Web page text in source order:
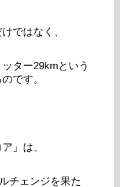
ではなく、
ター29kmという
です。
」は、
チェンジを果た